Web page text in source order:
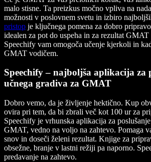
malo stisne. Ta preizkus močno vpliva na
možnosti v poslovnem svetu in izbiro
pristop je ključnega pomena za dobro
idealen za pot do uspeha in za rezultat
Speechify vam omogoča učenje kjerkoli in
GMAT vodičem.
Speechify – najboljša aplikacija za
učnega gradiva za GMAT
Dobro vemo, da je življenje hektično. Kup
ovira pri tem, da bi zbrali več kot 100 ur za
Speechify je vrhunska aplikacija za
GMAT, vedno na voljo na zahtevo. Pomaga
snov in doseči želeni rezultat. Knjige za
obsežne, branje v lastni režiji pa naporno.
predavanje na zahtevo.